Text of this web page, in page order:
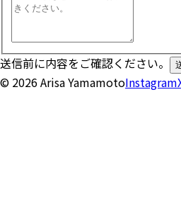
送信前に内容をご確認ください。
© 2026Arisa YamamotoInstagram